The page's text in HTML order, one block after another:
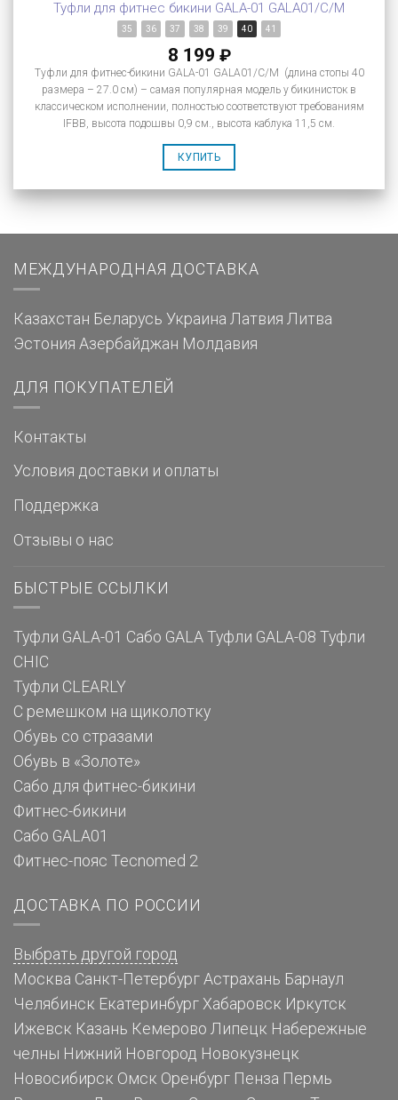
Туфли для фитнес бикини GALA-01 GALA01/C/M
35 36 37 38 39 40 41
8 199 ₽
Туфли для фитнес-бикини GALA-01 GALA01/C/M (длина стопы 40
размера – 27.0 см) – самая популярная модель у бикинисток в
классическом исполнении, полностью соответствуют требованиям
IFBB, высота подошвы 0,9 см., высота каблука 11,5 см.
КУПИТЬ
МЕЖДУНАРОДНАЯ ДОСТАВКА
Казахстан Беларусь Украина Латвия Литва
Эстония Азербайджан Молдавия
ДЛЯ ПОКУПАТЕЛЕЙ
Контакты
Условия доставки и оплаты
Поддержка
Отзывы о нас
БЫСТРЫЕ ССЫЛКИ
Туфли GALA-01 Сабо GALA Туфли GALA-08 Туфли
CHIC
Туфли CLEARLY
С ремешком на щиколотку
Обувь со стразами
Обувь в «Золоте»
Сабо для фитнес-бикини
Фитнес-бикини
Сабо GALA01
Фитнес-пояс Tecnomed 2
ДОСТАВКА ПО РОССИИ
Выбрать другой город
Москва Санкт-Петербург Астрахань Барнаул
Челябинск Екатеринбург Хабаровск Иркутск
Ижевск Казань Кемерово Липецк Набережные
челны Нижний Новгород Новокузнецк
Новосибирск Омск Оренбург Пенза Пермь